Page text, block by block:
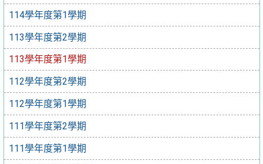
114學年度第1學期
113學年度第2學期
113學年度第1學期
112學年度第2學期
112學年度第1學期
111學年度第2學期
111學年度第1學期